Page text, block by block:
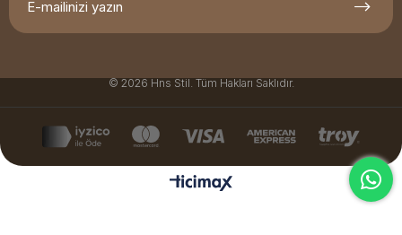
© 2026 Hns Stil. Tüm Hakları Saklıdır.